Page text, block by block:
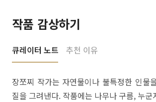
작품 감상하기
큐레이터 노트 추천 이유
장쪼찌 작가는 자연물이나 불특정한 인물
질을 그려낸다. 작품에는 나무나 구름, 누군